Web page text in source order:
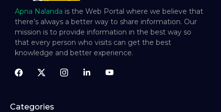
Apna Nalanda is the Web Portal where we believe that
there’s always a better way to share information. Our
mission is to provide information in the best way so
that every person who visits can get the best
knowledge and better experience.
Categories